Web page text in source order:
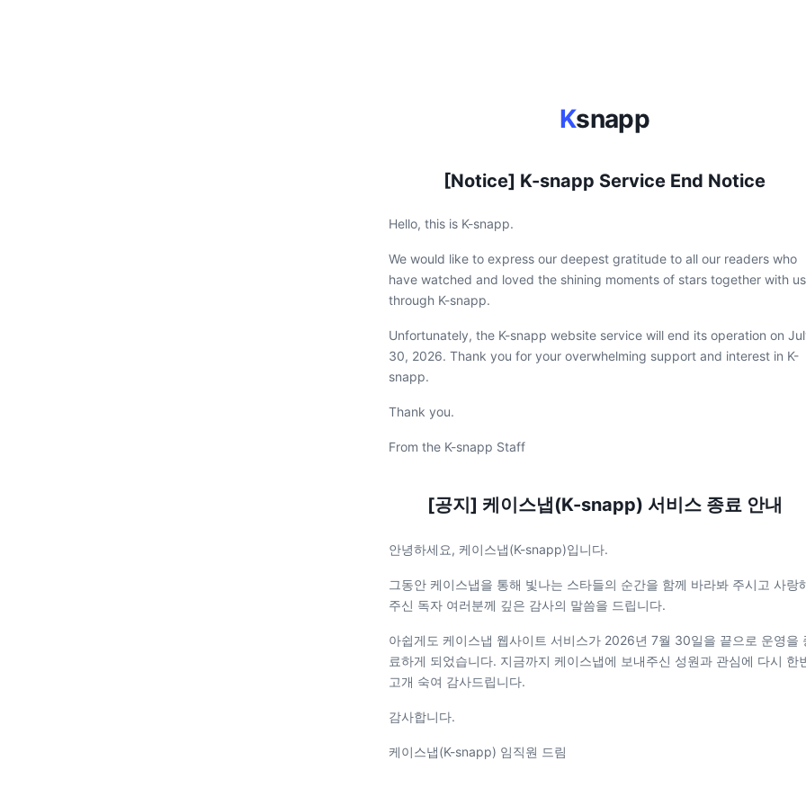
Ksnapp
[Notice] K-snapp Service End Notice
Hello, this is K-snapp.
We would like to express our deepest gratitude to all our readers who
have watched and loved the shining moments of stars together with us
through K-snapp.
Unfortunately, the K-snapp website service will end its operation on
30, 2026. Thank you for your overwhelming support and interest in K-
snapp.
Thank you.
From the K-snapp Staff
[공지] 케이스냅(K-snapp) 서비스 종료 안내
안녕하세요, 케이스냅(K-snapp)입니다.
그동안 케이스냅을 통해 빛나는 스타들의 순간을 함께 바라봐 주시고 사랑
주신 독자 여러분께 깊은 감사의 말씀을 드립니다.
아쉽게도 케이스냅 웹사이트 서비스가 2026년 7월 30일을 끝으로 운영을
료하게 되었습니다. 지금까지 케이스냅에 보내주신 성원과 관심에 다시 한
고개 숙여 감사드립니다.
감사합니다.
케이스냅(K-snapp) 임직원 드림